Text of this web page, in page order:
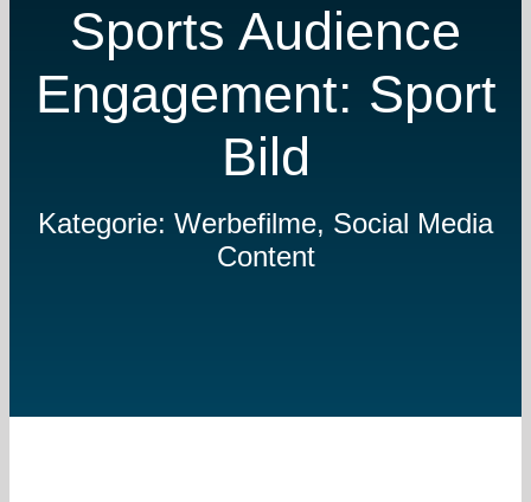
Sports Audience
Engagement: Sport
Bild
Kategorie: Werbefilme, Social Media
Content